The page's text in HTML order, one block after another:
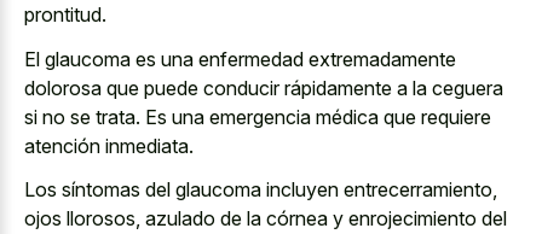
prontitud.
El glaucoma es una enfermedad extremadamente
dolorosa que puede conducir rápidamente a la ceguera
si no se trata. Es una emergencia médica que requiere
atención inmediata.
Los síntomas del glaucoma incluyen entrecerramiento,
ojos llorosos, azulado de la córnea y enrojecimiento del